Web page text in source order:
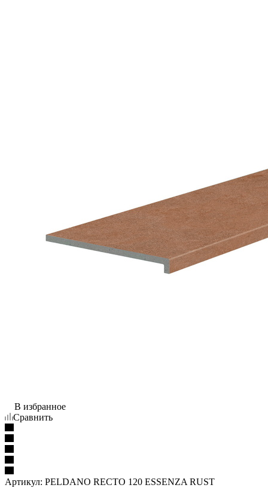
В избранное
Сравнить
Артикул: PELDANO RECTO 120 ESSENZA RUST